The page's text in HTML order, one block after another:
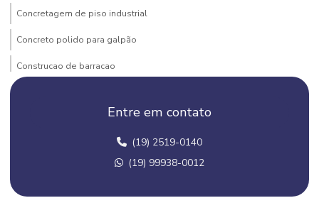
Concretagem de piso industrial
Concreto polido para galpão
Construcao de barracao
Construção de barracão metálico
Construção de barracão pré moldado
Construção barracão pré moldado campinas
Entre em contato
(19) 2519-0140
(19) 99938-0012